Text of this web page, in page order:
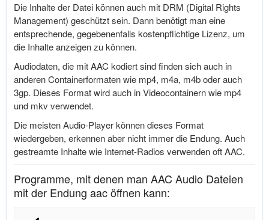
Die Inhalte der Datei können auch mit DRM (Digital Rights
Management) geschützt sein. Dann benötigt man eine
entsprechende, gegebenenfalls kostenpflichtige Lizenz, um
die Inhalte anzeigen zu können.
Audiodaten, die mit AAC kodiert sind finden sich auch in
anderen Containerformaten wie mp4, m4a, m4b oder auch
3gp. Dieses Format wird auch in Videocontainern wie mp4
und mkv verwendet.
Die meisten Audio-Player können dieses Format
wiedergeben, erkennen aber nicht immer die Endung. Auch
gestreamte Inhalte wie Internet-Radios verwenden oft AAC.
Programme, mit denen man AAC Audio Dateien
mit der Endung aac öffnen kann: